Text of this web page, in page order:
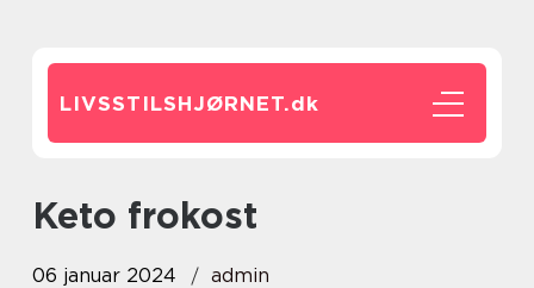
LIVSSTILSHJØRNET.dk
keto frokost
06 januar 2024 admin